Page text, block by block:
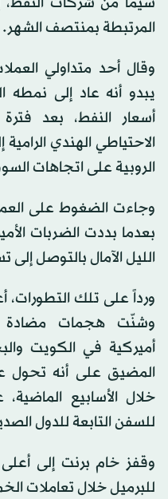
المرتبطة بمنتصف الشهر.
وقال أحد متداولي
يبدو أنه عاد إلى نمطه
أسعار النفط، بعد
الاحتياطي الهندي
الروبية على اتجاهات
وجاءت الضغوط على
بعدما بددت الضربات
الليل الآمال بالتوصل إلى
ورداً على تلك التطورات،
وشنّت هجمات مضادة
أميركية في الكويت
المضيق على أنه تحول
خلال الأسابيع
للسفن التابعة للدول
للبرميل خلال تعاملات